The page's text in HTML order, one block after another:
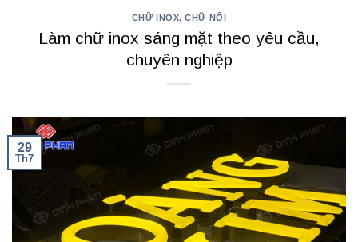
CHỮ INOX,CHỮ NỔI
Làm chữ inox sáng mặt theo yêu cầu,
chuyên nghiệp
29
Th7